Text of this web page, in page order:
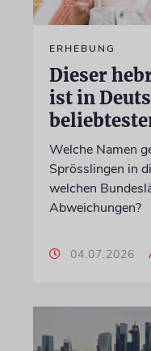
ERHEBUNG
Dieser
ist in
Welche Namen
Sprösslingen in
welchen
Abweichungen?
04.07.2026